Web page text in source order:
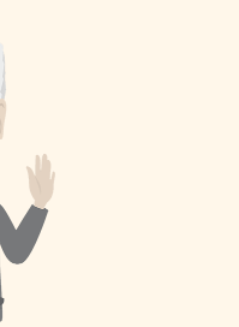
dix jeunes – huit garçons et
filles — de la région de
âgés de 18 à 25 ans. «Ce
aiment du poker, c’est la
de faire un gain
et sa dimension
[…]